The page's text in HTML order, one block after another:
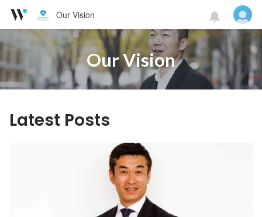
Our Vision
Our Vision
Latest Posts